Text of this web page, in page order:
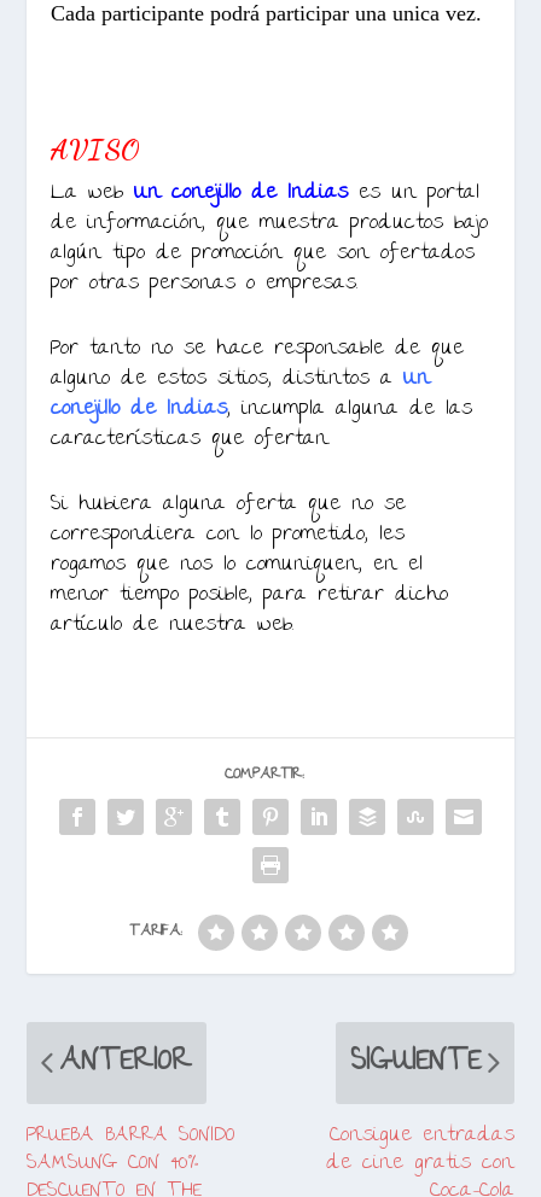
Cada participante podrá participar una unica vez.
AVISO
La webUn conejillo de Indias es un portal
de información, que muestra productos bajo
algún tipo de promoción que son ofertados
por otras personas o empresas.
Por tanto no se hace responsable de que
alguno de estos sitios, distintos aUn
conejillo de Indias, incumpla alguna de las
características que ofertan.
Si hubiera alguna oferta que no se
correspondiera con lo prometido, les
rogamos que nos lo comuniquen, en el
menor tiempo posible, para retirar dicho
artículo de nuestra web.
COMPARTIR:
TARIFA:
ANTERIOR
PRUEBA BARRA SONIDO
SAMSUNG CON 40%
SIGUIENTE
Consigue entradas
de cine gratis con